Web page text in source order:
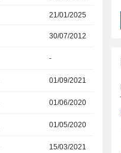
21/01/2025
30/07/2012
-
01/09/2021
01/06/2020
01/05/2020
15/03/2021